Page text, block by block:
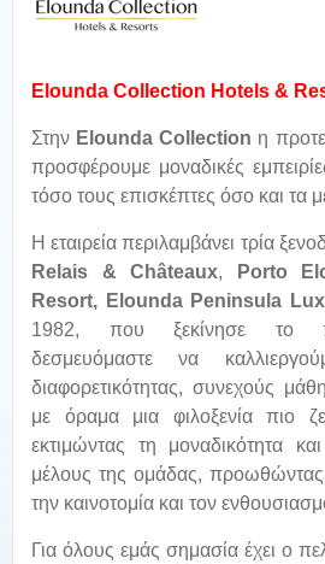
Elounda Collection Hotels &
Στην Elounda Collection η
προσφέρουμε μοναδικές
τόσο τους επισκέπτες όσο και τα
Η εταιρεία περιλαμβάνει τρία
Relais &Châteaux, Porto
Resort, Elounda Peninsula
1982, που ξεκίνησε το
δεσμευόμαστε να
διαφορετικότητας, συνεχούς
με όραμα μια φιλοξενία πιο
εκτιμώντας τη μοναδικότητα
μέλους της ομάδας, προωθώντας
την καινοτομία και τον
Για όλους εμάς σημασία έχει ο